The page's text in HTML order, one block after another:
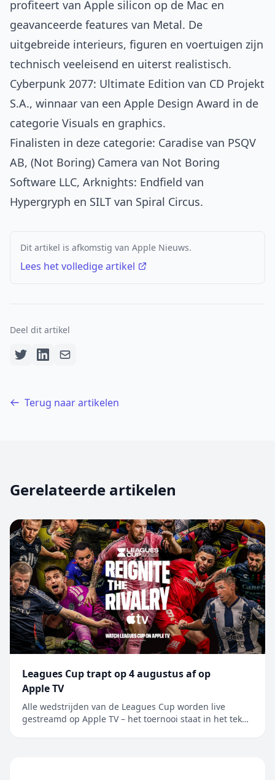
profiteert van Apple silicon op de Mac en
geavanceerde features van Metal. De
uitgebreide interieurs, figuren en voertuigen zijn
technisch veeleisend en uiterst realistisch.
Cyberpunk 2077: Ultimate Edition van CD Projekt
S.A., winnaar van een Apple Design Award in de
categorie Visuals en graphics.
Finalisten in deze categorie: Caradise van PSQV
AB, (Not Boring) Camera van Not Boring
Software LLC, Arknights: Endfield van
Hypergryph en SILT van Spiral Circus.
Dit artikel is afkomstig van Apple Nieuws.
Lees het volledige artikel
Deel dit artikel
Terug naar artikelen
Gerelateerde artikelen
Leagues Cup trapt op 4 augustus af op
Apple TV
Alle wedstrijden van de Leagues Cup worden live
gestreamd op Apple TV – het toernooi staat in het teken